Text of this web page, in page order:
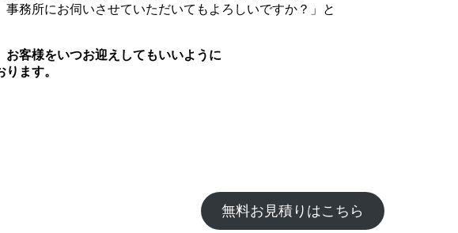
務所にお伺いさせていただいてもよろしいですか？」と
客様をいつお迎えしてもいいように
ます。
無料お見積りはこちら